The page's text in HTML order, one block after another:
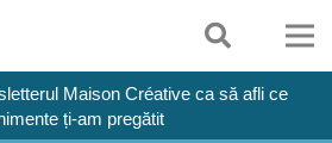
Maison Créative ca să afli ce
ți-am pregătit